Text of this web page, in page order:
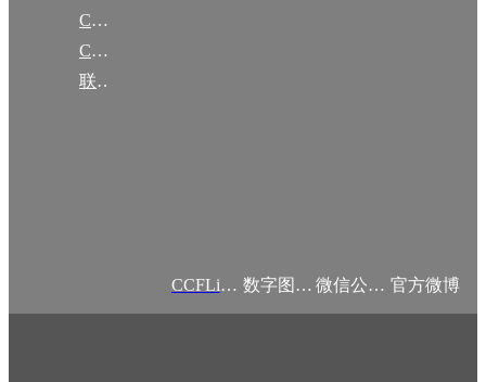
CCF大事记
CCF创建60周年
联系我们
CCFLink APP 数字图书馆 微信公众号 官方微博